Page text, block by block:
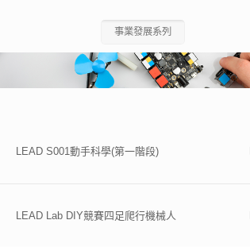
事業發展系列
LEAD S001動手科學(第一階段)
LEAD Lab DIY競賽四足爬行機械人